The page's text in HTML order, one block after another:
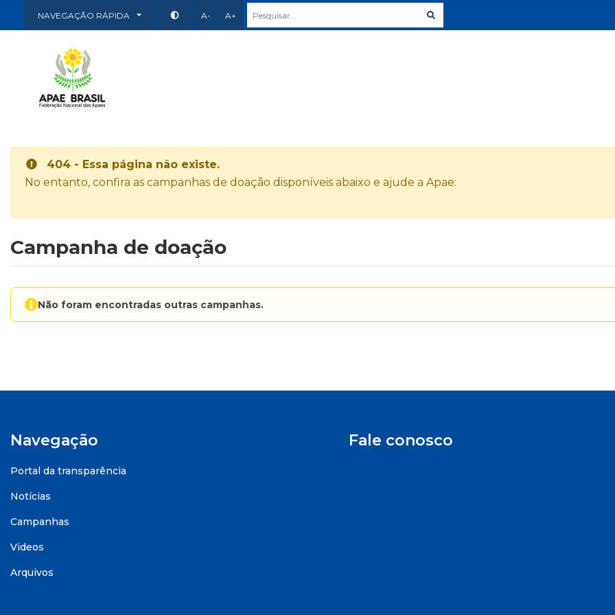
NAVEGAÇÃO RÁPIDA A- A+
404 - Essa página não existe.
No entanto, confira as campanhas de doação disponíveis abaixo e ajude a Apae:
Campanha de doação
Não foram encontradas outras campanhas.
Navegação
Portal da transparência
Notícias
Campanhas
Videos
Arquivos
Fale conosco